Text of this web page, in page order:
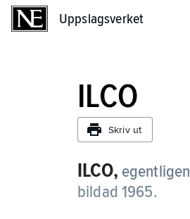
Uppslagsverket
ILCO
Skriv ut
ILCO, egentligen
bildad 1965.